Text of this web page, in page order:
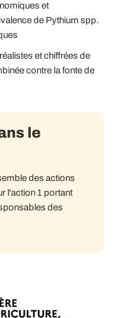
et
de Pythium spp.
et chiffrées de
contre la fonte de
le
des actions
l'action 1 portant
des